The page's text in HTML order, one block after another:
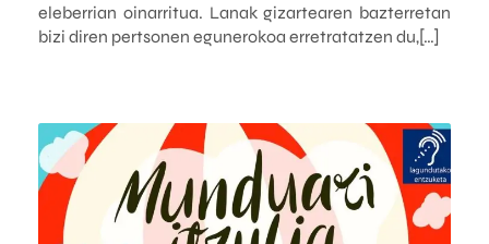
eleberrian oinarritua. Lanak gizartearen bazterretan
bizi diren pertsonen egunerokoa erretratatzen du,[…]